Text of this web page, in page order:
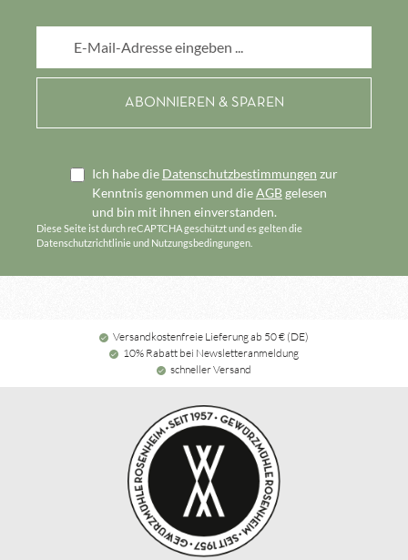
Ich habe die Datenschutzbestimmungen zur
Kenntnis genommen und dieAGBgelesen
und bin mit ihnen einverstanden.
Diese Seite ist durch reCAPTCHA geschützt und es gelten die
Datenschutzrichtlinieund Nutzungsbedingungen
Versandkostenfreie Lieferung ab 50 € (DE)
10% Rabatt bei Newsletteranmeldung
schneller Versand